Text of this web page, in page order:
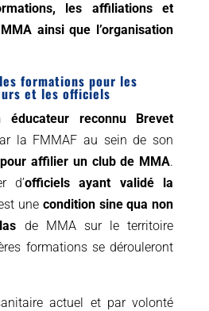
les affiliations et
ainsi que l’organisation
formations pour les
et les officiels
éducateur reconnu Brevet
la FMMAF au sein de son
affilier un club de MMA.
d’officiels ayant validé la
une condition sine qua non
de MMA sur le territoire
formations se dérouleront
actuel et par volonté